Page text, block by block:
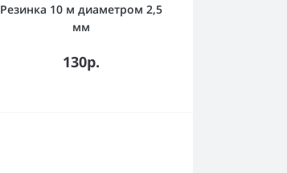
Резинка 10 м диаметром 2,5
мм
130р.